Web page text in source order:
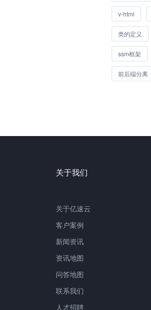
v-html
类的定义
ssm框架
前后端分离
关于我们
关于亿速云
客户案例
新闻资讯
资讯地图
问答地图
联系我们
人才招聘